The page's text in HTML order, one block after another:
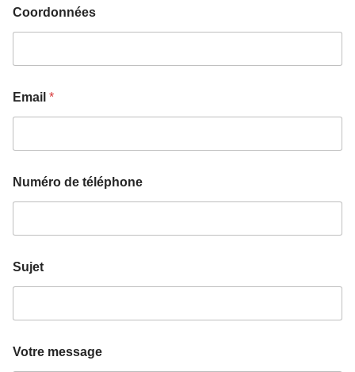
Coordonnées
Email *
Numéro de téléphone
Sujet
Votre message